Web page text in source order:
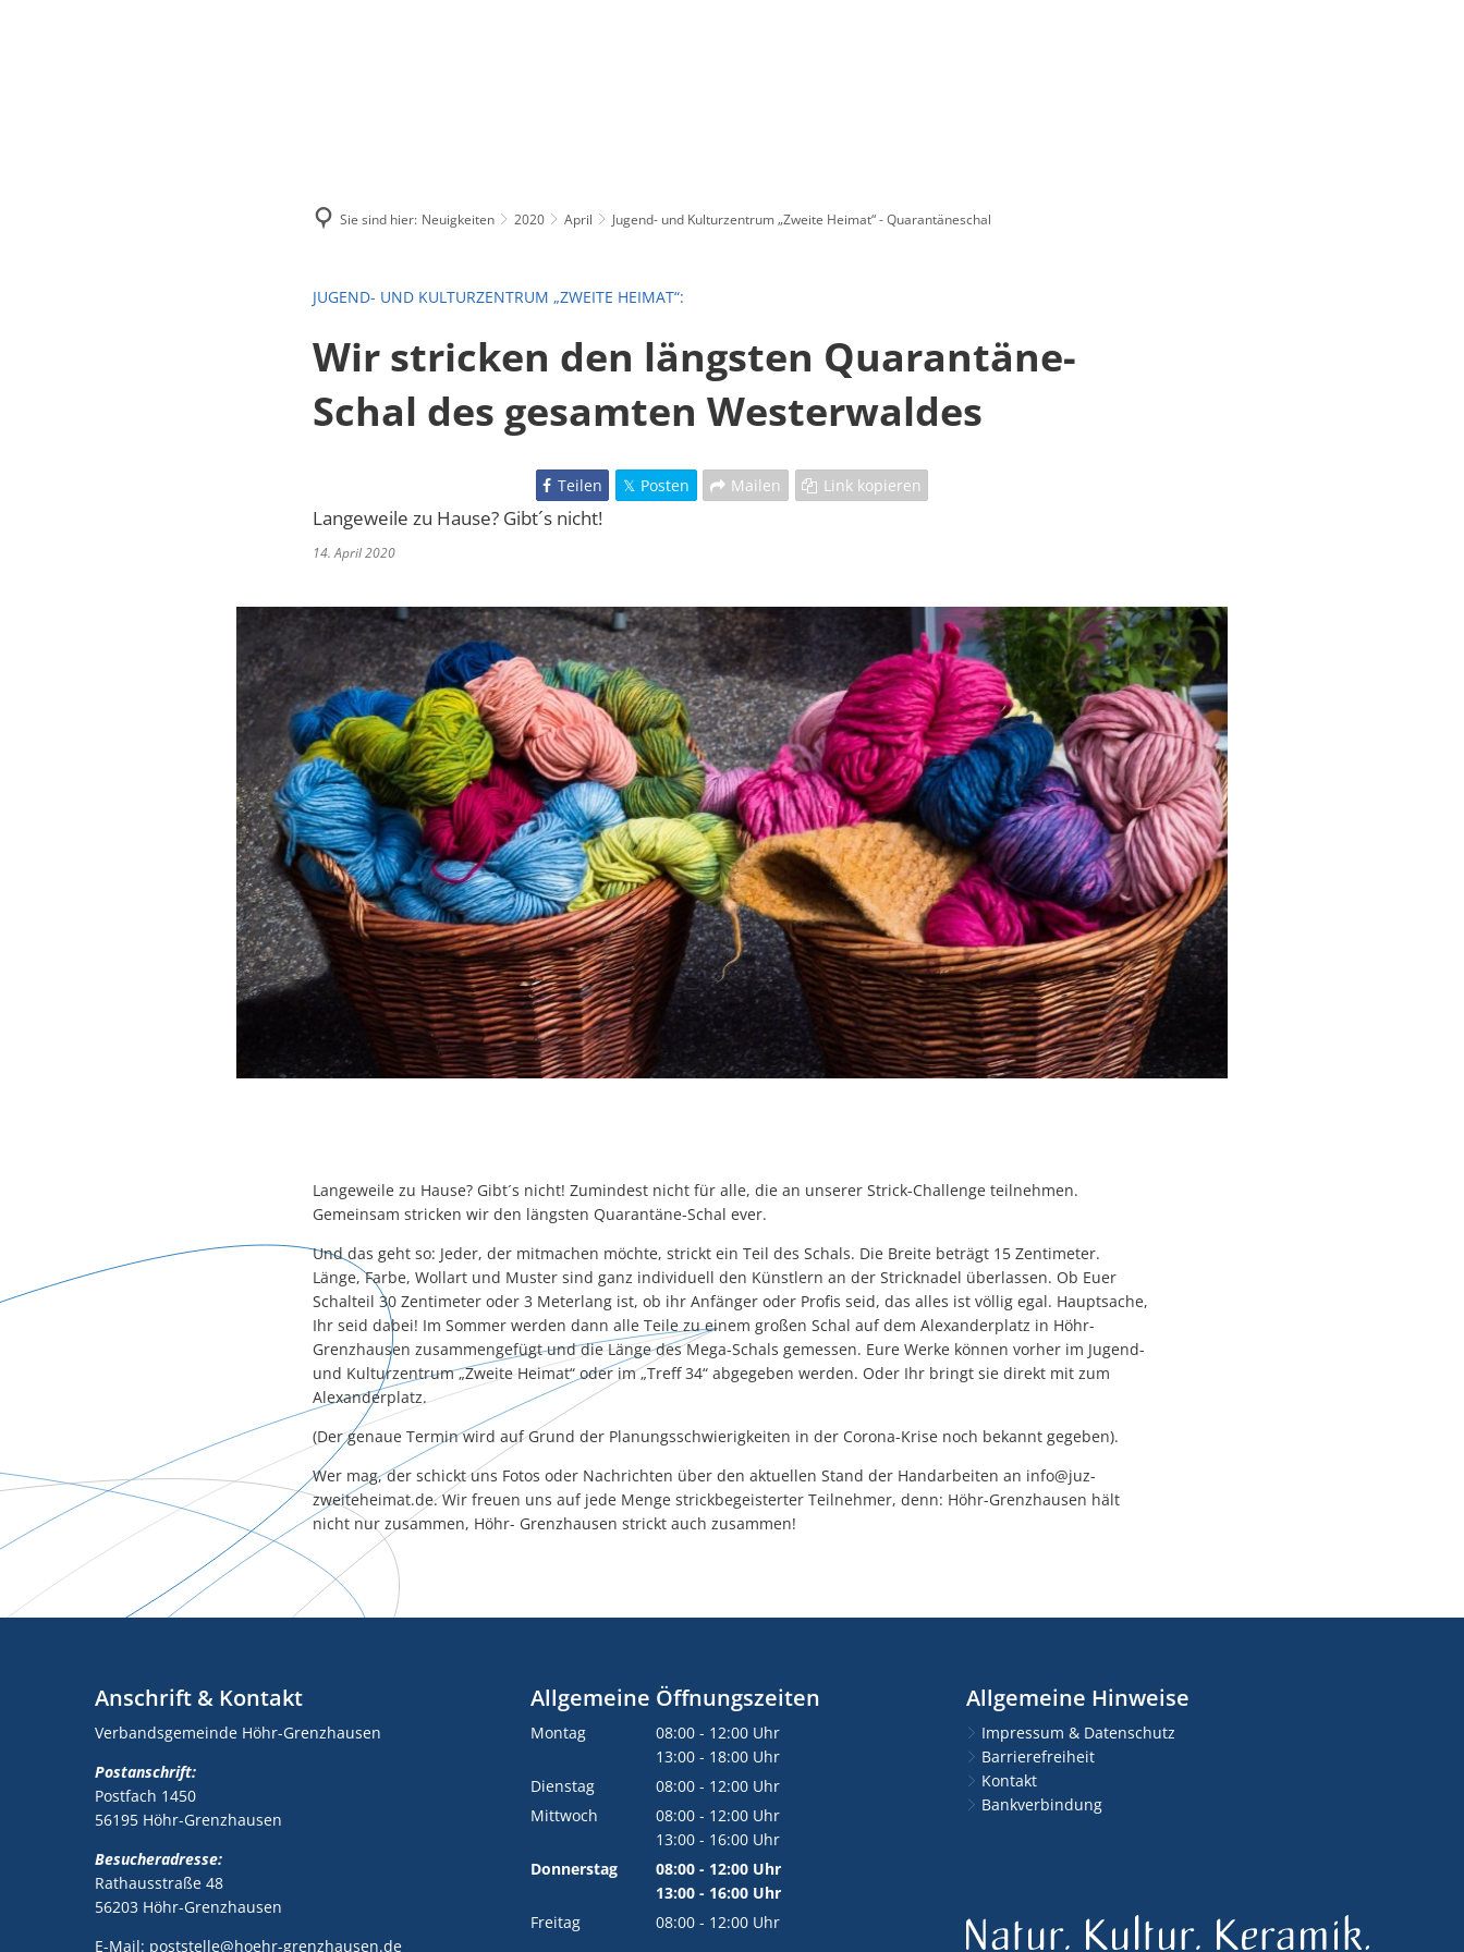
Sie sind hier: Neuigkeiten 2020 April Jugend- und Kulturzentrum „Zweite Heimat“ - Quarantäneschal
JUGEND- UND KULTURZENTRUM „ZWEITE HEIMAT“:
Wir stricken den längsten Quarantäne-
Schal des gesamten Westerwaldes
Teilen Posten Mailen Link kopieren
Langeweile zu Hause? Gibt´s nicht!
14. April 2020
Langeweile zu Hause? Gibt´s nicht! Zumindest nicht für alle, die an unserer Strick-Challenge teilnehmen.
Gemeinsam stricken wir den längsten Quarantäne-Schal ever.
Und das geht so: Jeder, der mitmachen möchte, strickt ein Teil des Schals. Die Breite beträgt 15 Zentimeter.
Länge, Farbe, Wollart und Muster sind ganz individuell den Künstlern an der Stricknadel überlassen. Ob Euer
Schalteil 30 Zentimeter oder 3 Meterlang ist, ob ihr Anfänger oder Profis seid, das alles ist völlig egal. Hauptsache,
Ihr seid dabei! Im Sommer werden dann alle Teile zu einem großen Schal auf dem Alexanderplatz in Höhr-
Grenzhausen zusammengefügt und die Länge des Mega-Schals gemessen. Eure Werke können vorher im Jugend-
und Kulturzentrum „Zweite Heimat“ oder im „Treff 34“ abgegeben werden. Oder Ihr bringt sie direkt mit zum
Alexanderplatz.
(Der genaue Termin wird auf Grund der Planungsschwierigkeiten in der Corona-Krise noch bekannt gegeben).
Wer mag, der schickt uns Fotos oder Nachrichten über den aktuellen Stand der Handarbeiten an info@juz-
zweiteheimat.de. Wir freuen uns auf jede Menge strickbegeisterter Teilnehmer, denn: Höhr-Grenzhausen hält
nicht nur zusammen, Höhr- Grenzhausen strickt auch zusammen!
Anschrift & Kontakt
Verbandsgemeinde Höhr-Grenzhausen
Postanschrift:
Postfach 1450
56195 Höhr-Grenzhausen
Besucheradresse:
Rathausstraße 48
56203 Höhr-Grenzhausen
E-Mail: poststelle@hoehr-grenzhausen.de
Allgemeine Öffnungszeiten
Montag 08:00 - 12:00 Uhr
Von 08:00 bis 12:00 Uhr
13:00 - 18:00 Uhr
Von 13:00 bis 18:00 Uhr
Dienstag 08:00 - 12:00 Uhr
Von 08:00 bis 12:00 Uhr
Mittwoch 08:00 - 12:00 Uhr
Von 08:00 bis 12:00 Uhr
13:00 - 16:00 Uhr
Von 13:00 bis 16:00 Uhr
Donnerstag 08:00 - 12:00 Uhr
Von 08:00 bis 12:00 Uhr
13:00 - 16:00 Uhr
Von 13:00 bis 16:00 Uhr
Freitag 08:00 - 12:00 Uhr
Allgemeine Hinweise
Impressum & Datenschutz
Barrierefreiheit
Kontakt
Bankverbindung